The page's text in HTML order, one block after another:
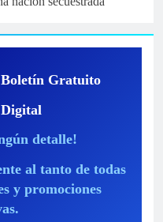
Boletín Gratuito
detalle!
al tanto de todas
y promociones